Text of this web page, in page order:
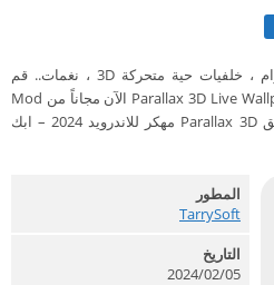
3D خلفيات المنظر HD ، الهولوغرام ، خلفيات حية متحركة 3D ، نغمات.. قم
بتحميل تطبيق تحميل تطبيق Parallax 3D Live Wallpapers الآن مجاناً من Mod
Apkdaroid ابك دارويد تحميل تطبيق Parallax 3D مهكر للاندرويد 2024 – ابك
المطور
TarrySoft‏
التاريخ
2024/02/05